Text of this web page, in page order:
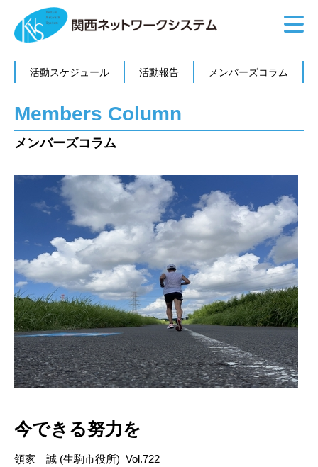
活動スケジュール 活動報告 メンバーズコラム
Members Column
メンバーズコラム
今できる努力を
領家 誠 (生駒市役所) Vol.722